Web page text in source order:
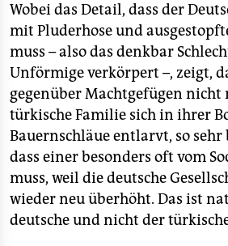
Wobei das Detail, dass der
mit Pluderhose und
muss – also das denkbar
Unförmige verkörpert –, zeigt,
gegenüber Machtgefügen nicht
türkische Familie sich in ihrer
Bauernschläue entlarvt, so
dass einer besonders oft vom
muss, weil die deutsche
wieder neu überhöht. Das ist
deutsche und nicht der